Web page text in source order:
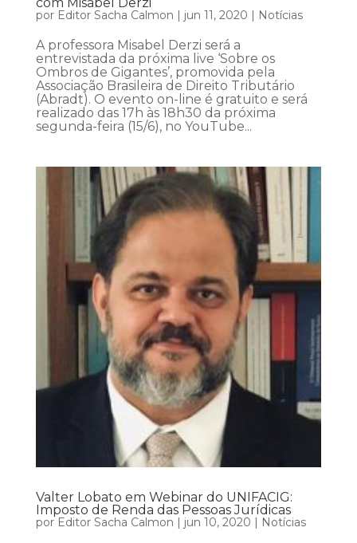
com Misabel Derzi
por Editor Sacha Calmon jun 11, 2020 Notícias
A professora Misabel Derzi será a
entrevistada da próxima live ‘Sobre os
Ombros de Gigantes’, promovida pela
Associação Brasileira de Direito Tributário
(Abradt). O evento on-line é gratuito e será
realizado das 17h às 18h30 da próxima
segunda-feira (15/6), no YouTube...
Valter Lobato em Webinar do UNIFACIG:
Imposto de Renda das Pessoas Jurídicas
por Editor Sacha Calmon | jun 10, 2020 | Notícias